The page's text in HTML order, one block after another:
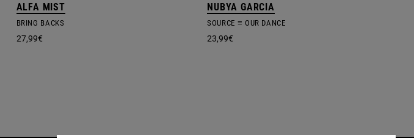
ALFA MIST
BRING BACKS
27,99€
NUBYA GARCIA
SOURCE ≡ OUR DANCE
23,99€